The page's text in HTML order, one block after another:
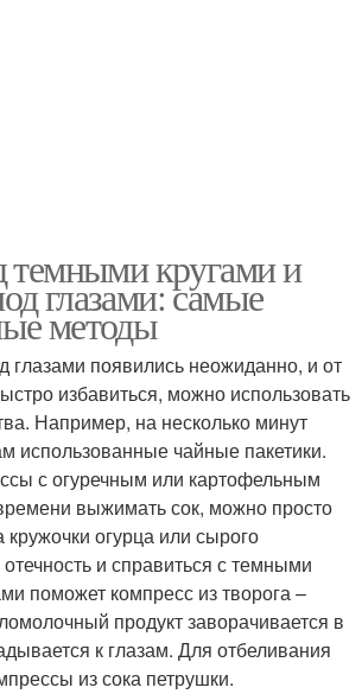
темными кругами и
глазами: самые
методы
глазами появились неожиданно, и от
избавиться, можно использовать
Например, на несколько минут
использованные чайные пакетики.
с огуречным или картофельным
выжимать сок, можно просто
кружочки огурца или сырого
и справиться с темными
поможет компресс из творога –
продукт заворачивается в
к глазам. Для отбеливания
из сока петрушки.